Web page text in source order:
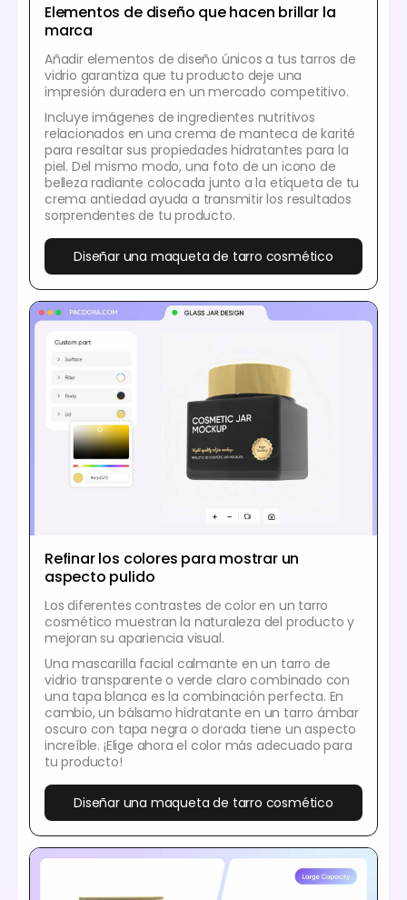
Elementos de diseño que hacen brillar la
marca
Añadir elementos de diseño únicos a tus tarros de
vidrio garantiza que tu producto deje una
impresión duradera en un mercado competitivo.
Incluye imágenes de ingredientes nutritivos
relacionados en una crema de manteca de karité
para resaltar sus propiedades hidratantes para la
piel. Del mismo modo, una foto de un icono de
belleza radiante colocada junto a la etiqueta de tu
crema antiedad ayuda a transmitir los resultados
sorprendentes de tu producto.
Diseñar una maqueta de tarro cosmético
Refinar los colores para mostrar un
aspecto pulido
Los diferentes contrastes de color en un tarro
cosmético muestran la naturaleza del producto y
mejoran su apariencia visual.
Una mascarilla facial calmante en un tarro de
vidrio transparente o verde claro combinado con
una tapa blanca es la combinación perfecta. En
cambio, un bálsamo hidratante en un tarro ámbar
oscuro con tapa negra o dorada tiene un aspecto
increíble. ¡Elige ahora el color más adecuado para
tu producto!
Diseñar una maqueta de tarro cosmético